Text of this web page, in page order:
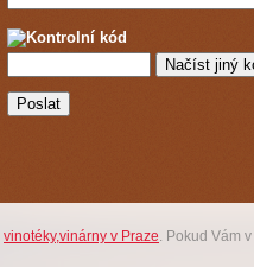
vinotéky,vinárny v Praze. Pokud Vám